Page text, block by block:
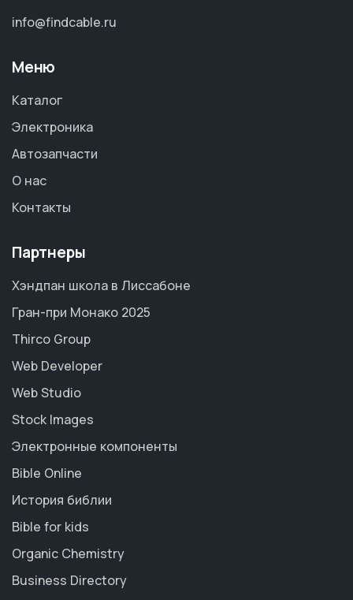
info@findcable.ru
Меню
Каталог
Электроника
Автозапчасти
О нас
Контакты
Партнеры
Хэндпан школа в Лиссабоне
Гран-при Монако 2025
Thirco Group
Web Developer
Web Studio
Stock Images
Электронные компоненты
Bible Online
История библии
Bible for kids
Organic Chemistry
Business Directory